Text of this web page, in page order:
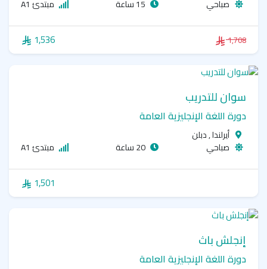
صباحي
مبتدئ A1
1,708
1,536
سوان للتدريب
دورة اللغة الإنجليزية العامة
أيرلندا , دبلن
صباحي
20 ساعة مبتدئ A1
1,501
إنجلش باث
دورة اللغة الإنجليزية العامة